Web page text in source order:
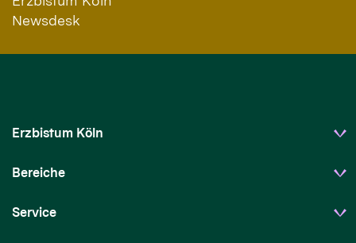
Newsdesk
Erzbistum Köln
Bereiche
Service